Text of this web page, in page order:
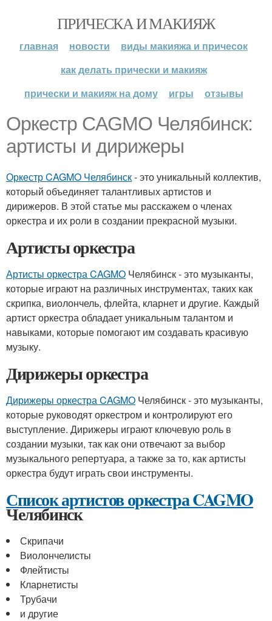
ПРИЧЕСКА И МАКИЯЖ
главная новости
виды макияжа и причесок
как делать прически и макияж
прически и макияж на дому
игры отзывы
Оркестр CAGMO Челябинск:
артисты и дирижеры
Оркестр CAGMO Челябинск- это уникальный коллектив,
который объединяет талантливых артистов и
дирижеров. В этой статье мы расскажем о членах
оркестра и их роли в создании прекрасной музыки.
Артисты оркестра
Артисты оркестра CAGMO Челябинск - это музыканты,
которые играют на различных инструментах, таких как
скрипка, виолончель, флейта, кларнет и другие. Каждый
артист оркестра обладает уникальным талантом и
навыками, которые помогают им создавать красивую
музыку.
Дирижеры оркестра
Дирижеры оркестра CAGMO Челябинск - это музыканты,
которые руководят оркестром и контролируют его
выступление. Дирижеры играют ключевую роль в
создании музыки, так как они отвечают за выбор
музыкального репертуара, а также за то, как артисты
оркестра будут играть свои инструменты.
Список артистов оркестра CAGMO
Челябинск
Скрипачи
Виолончелисты
Флейтисты
Кларнетисты
Трубачи
и другие